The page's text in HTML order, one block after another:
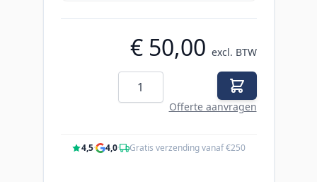
€ 50,00 excl. BTW
Aantal
Offerte aanvragen
4,5· 4,0· Gratis verzending vanaf €250